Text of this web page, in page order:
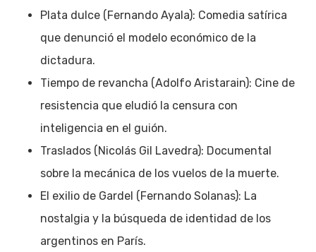
Plata dulce (Fernando Ayala): Comedia satírica
que denunció el modelo económico de la
dictadura.
Tiempo de revancha (Adolfo Aristarain): Cine de
resistencia que eludió la censura con
inteligencia en el guión.
Traslados (Nicolás Gil Lavedra): Documental
sobre la mecánica de los vuelos de la muerte.
El exilio de Gardel (Fernando Solanas): La
nostalgia y la búsqueda de identidad de los
argentinos en París.